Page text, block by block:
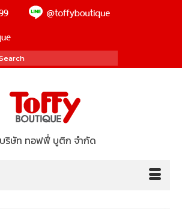
บริษัท ทอฟฟี่ บูติก จำกัด